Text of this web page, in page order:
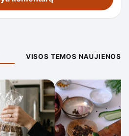
VISOS TEMOS NAUJIENOS